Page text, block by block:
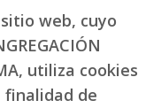
web, cuyo
utiliza cookies
finalidad de